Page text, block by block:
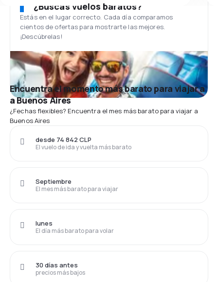
¿Buscas vuelos baratos?
Estás en el lugar correcto. Cada día comparamos
cientos de ofertas para mostrarte las mejores.
¡Descúbrelas!
Encuentra el momento más barato para viajar a
a Buenos Aires
¿Fechas flexibles? Encuentra el mes más barato para viajar a
Buenos Aires
El vuelo de ida y vuelta más barato
desde 74 842 CLP
El mes más barato para viajar
Septiembre
El día más barato para volar
lunes
precios más bajos
30 días antes